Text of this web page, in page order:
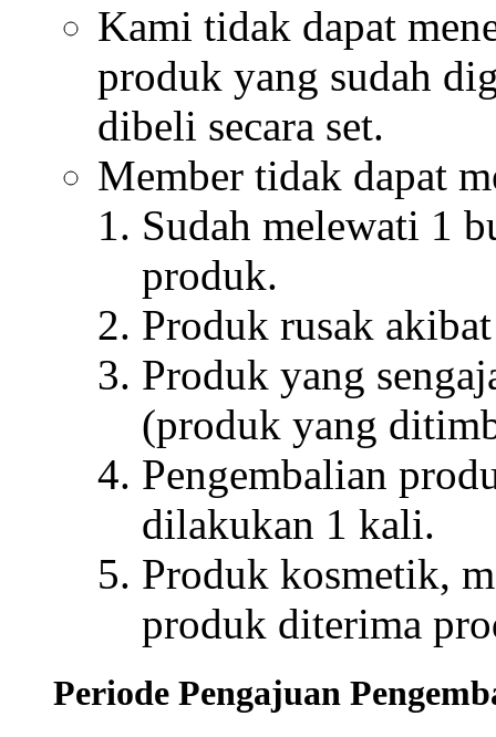
Kami tidak dapat
produk yang sudah
dibeli secara set.
Member tidak dapat
Sudah melewati 1
produk.
Produk rusak
Produk yang
(produk yang
Pengembalian
dilakukan 1 kali.
Produk kosmetik,
produk diterima
Periode Pengajuan